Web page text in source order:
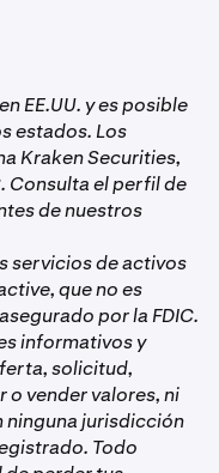
EE.UU. y es posible
estados. Los
Kraken Securities,
Consulta el perfil de
de nuestros
servicios de activos
que no es
por la FDIC.
informativos y
solicitud,
vender valores, ni
ninguna jurisdicción
Todo